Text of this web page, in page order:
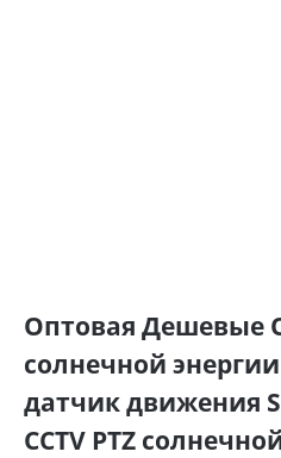
Оптовая Дешевые
солнечной
датчик движения
CCTV PTZ